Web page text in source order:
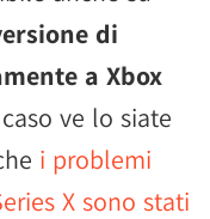
di
a Xbox
ve lo siate
i problemi
X sono stati